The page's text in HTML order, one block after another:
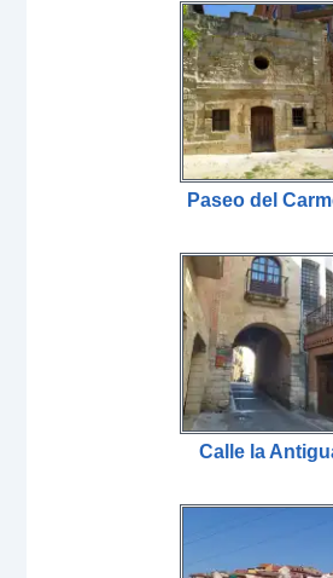
Paseo del
Calle la